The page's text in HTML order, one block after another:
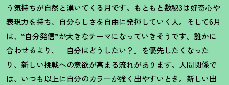
う気持ちが自然と湧いてくる月です。もともと数秘3は好奇心や
表現力を持ち、自分らしさを自由に発揮していく人。そして6月
は、“自分発信”が大きなテーマになっていきそうです。誰かに
合わせるより、「自分はどうしたい？ 」を優先したくなった
り、新しい挑戦への意欲が高まる流れがあります。人間関係で
は、いつも以上に自分のカラーが強く出やすいとき。新しい出